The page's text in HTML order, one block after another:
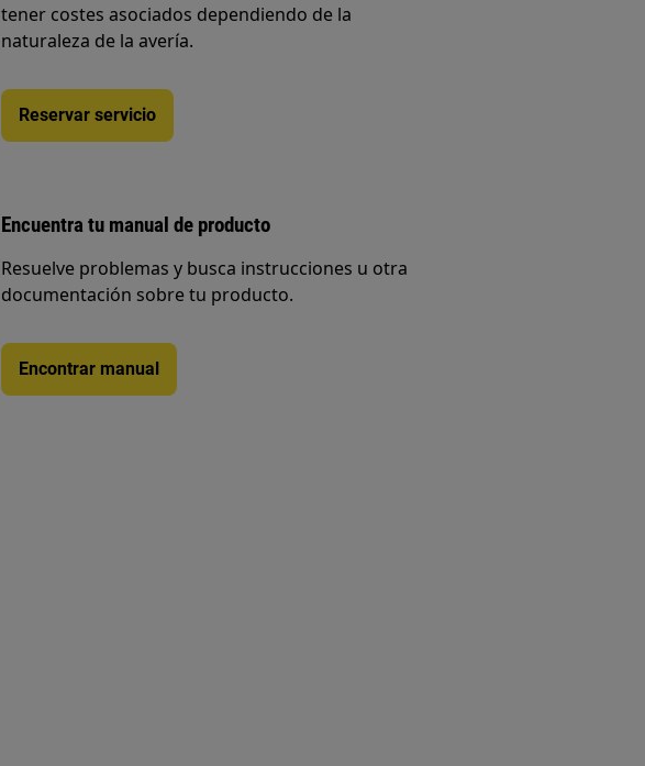
tener costes asociados dependiendo de la
naturaleza de la avería.
Reservar servicio
Encuentra tu manual de producto
Resuelve problemas y busca instrucciones u otra
documentación sobre tu producto.
Encontrar manual